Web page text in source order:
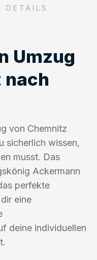
DETAILS
Umzug
nach
von Chemnitz
sicherlich wissen,
musst. Das
Ackermann
perfekte
eine
deine individuellen